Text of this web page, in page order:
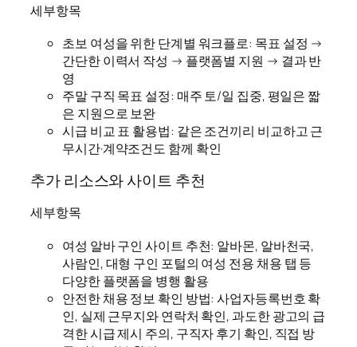
세부항목
초보 여성을 위한 단계별 워크플로: 목표 설정 →
간단한 이력서 작성 → 플랫폼별 지원 → 결과 반
영
주말 구직 목표 설정: 매주 토/일 집중, 평일은 짧
은 지원으로 보완
시급 비교 표 활용법: 같은 조건끼리 비교하고 근
무시간·계약조건도 함께 확인
추가 리소스와 사이트 추천
세부항목
여성 알바 구인 사이트 추천: 알바몬, 알바천국,
사람인, 대형 구인 포털의 여성 전용 채용 탭 등
다양한 플랫폼을 병행 활용
안전한 채용 정보 확인 방법: 사업자등록번호 확
인, 실제 근무지와 연락처 확인, 과도한 광고의 급
격한 시급 제시 주의, 구직자 후기 확인, 직접 방